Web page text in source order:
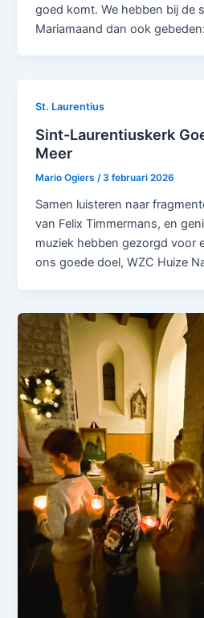
goed komt. We hebben bij de
Mariamaand dan ook
St. Laurentius
Sint-Laurentiuskerk
Meer
Mario Ogiers/3 februari 2026
Samen luisteren naar
van Felix Timmermans, en
muziek hebben gezorgd voor
ons goede doel, WZC Huize